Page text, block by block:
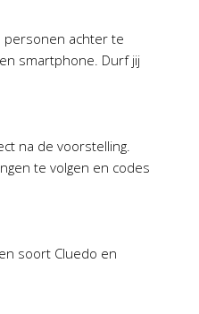
personen achter te
smartphone. Durf jij
na de voorstelling.
te volgen en codes
soort Cluedo en